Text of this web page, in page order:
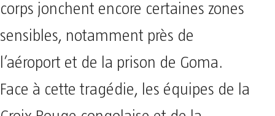
corps jonchent encore certaines zones
sensibles, notamment près de
l’aéroport et de la prison de Goma.
Face à cette tragédie, les équipes de la